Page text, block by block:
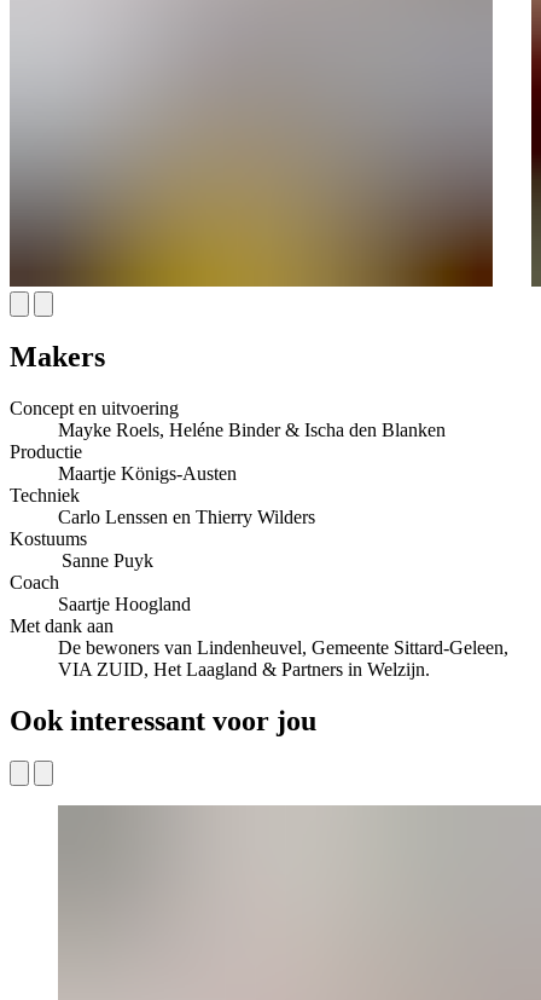
Makers
Concept en uitvoering
Mayke Roels, Heléne Binder & Ischa den Blanken
Productie
Maartje Königs-Austen
Techniek
Carlo Lenssen en Thierry Wilders
Kostuums
Sanne Puyk
Coach
Saartje Hoogland
Met dank aan
De bewoners van Lindenheuvel, Gemeente Sittard-Geleen,
VIA ZUID, Het Laagland & Partners in Welzijn.
Ook interessant voor jou